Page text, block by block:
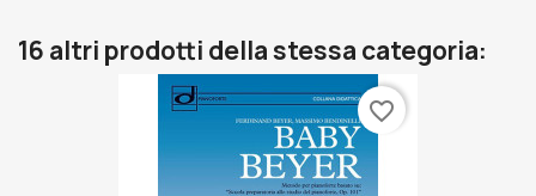
16 altri prodotti della stessa categoria:
favorite_border